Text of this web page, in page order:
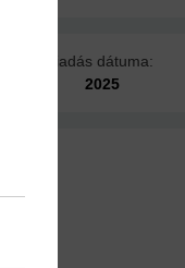
Kiadás dátuma:
2025